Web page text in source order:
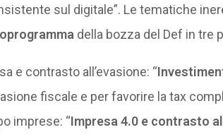
sul digitale”. Le tematiche
della bozza del Def in tre
e contrasto all’evasione: “I
fiscale e per favorire la tax
imprese: “Impresa 4.0 e contrasto